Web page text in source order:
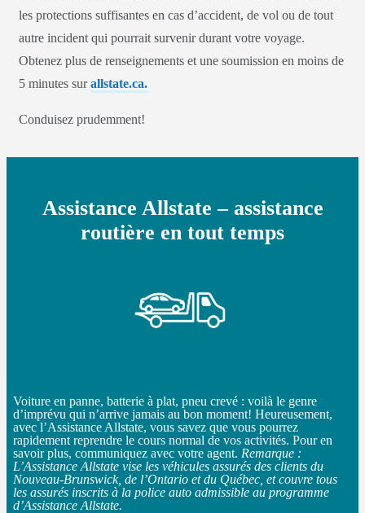
les protections suffisantes en cas d’accident, de vol ou de tout
autre incident qui pourrait survenir durant votre voyage.
Obtenez plus de renseignements et une soumission en moins de
5 minutes surallstate.ca.
Conduisez prudemment!
Assistance Allstate – assistance
routière en tout temps
Voiture en panne, batterie à plat, pneu crevé : voilà le genre
d’imprévu qui n’arrive jamais au bon moment! Heureusement,
avec l’Assistance Allstate, vous savez que vous pourrez
rapidement reprendre le cours normal de vos activités. Pour en
savoir plus, communiquez avec votre agent. Remarque :
L’Assistance Allstate vise les véhicules assurés des clients du
Nouveau-Brunswick, de l’Ontario et du Québec, et couvre tous
les assurés inscrits à la police auto admissible au programme
d’Assistance Allstate.